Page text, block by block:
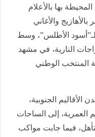
بها بالأعلام
والأغاني
لـ”أسود الأطلس”، وسط
النارية، في مشهد
المنتخب الوطني
الجنوبية،
العمرية، إلى الساحات
فيما جابت مواكب